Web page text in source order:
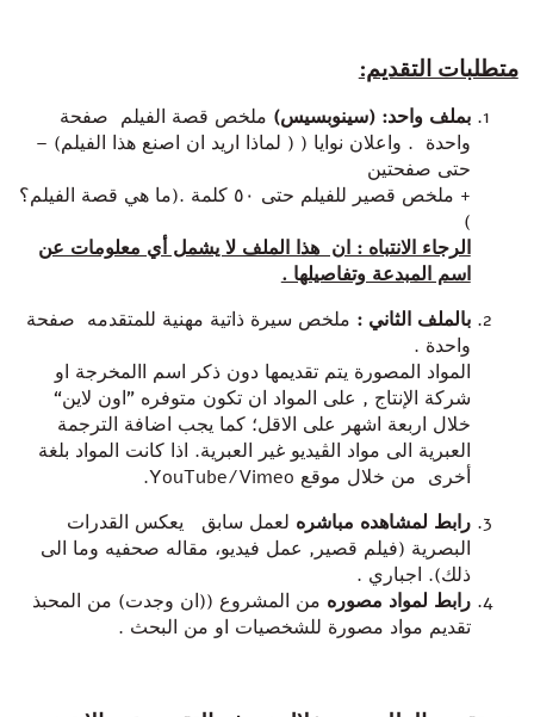
متطلبات التقديم:
بملف واحد: (سينوبسيس) ملخص قصة الفيلم صفحة
واحدة . واعلان نوايا ( ( لماذا اريد ان اصنع هذا الفيلم) –
حتى صفحتين
+ ملخص قصير للفيلم حتى ٥٠ كلمة .(ما هي قصة الفيلم؟
)
الرجاء الانتباه : ان هذا الملف لا يشمل أي معلومات عن
اسم المبدعة وتفاصيلها .
بالملف الثاني : ملخص سيرة ذاتية مهنية للمتقدمه صفحة
واحدة .
المواد المصورة يتم تقديمها دون ذكر اسم االمخرجة او
شركة الإنتاج , على المواد ان تكون متوفره ”اون لاين“
خلال اربعة اشهر على الاقل؛ كما يجب اضافة الترجمة
العبرية الى مواد الڤيديو غير العبرية. اذا كانت المواد بلغة
أخرى من خلال موقع YouTube/Vimeo.
رابط لمشاهده مباشره لعمل سابق يعكس القدرات
البصرية (فيلم قصير, عمل فيديو، مقاله صحفيه وما الى
ذلك). اجباري .
رابط لمواد مصوره من المشروع ((ان وجدت) من المحبذ
تقديم مواد مصورة للشخصيات او من البحث .